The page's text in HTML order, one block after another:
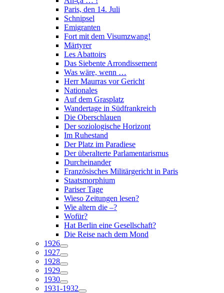
Paris, den 14. Juli
Schnipsel
Emigranten
Fort mit dem Visumzwang!
Märtyrer
Les Abattoirs
Das Siebente Arrondissement
Was wäre, wenn …
Herr Maurras vor Gericht
Nationales
Auf dem Grasplatz
Wandertage in Südfrankreich
Die Oberschlauen
Der soziologische Horizont
Im Ruhestand
Der Platz im Paradiese
Der überalterte Parlamentarismus
Durcheinander
Französisches Militärgericht in Paris
Staatsmorphium
Pariser Tage
Wieso Zeitungen lesen?
Wie altern die –?
Wofür?
Hat Berlin eine Gesellschaft?
Die Reise nach dem Mond
1926
1927
1928
1929
1930
1931-1932